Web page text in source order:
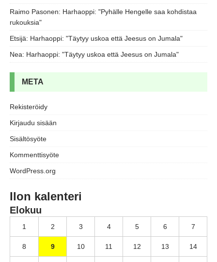
Raimo Pasonen: Harhaoppi: "Pyhälle Hengelle saa kohdistaa
rukouksia"
Etsijä: Harhaoppi: "Täytyy uskoa että Jeesus on Jumala"
Nea: Harhaoppi: "Täytyy uskoa että Jeesus on Jumala"
META
Rekisteröidy
Kirjaudu sisään
Sisältösyöte
Kommenttisyöte
WordPress.org
Ilon kalenteri
Elokuu
1 2 3 4 5 6 7
8 9 10 11 12 13 14